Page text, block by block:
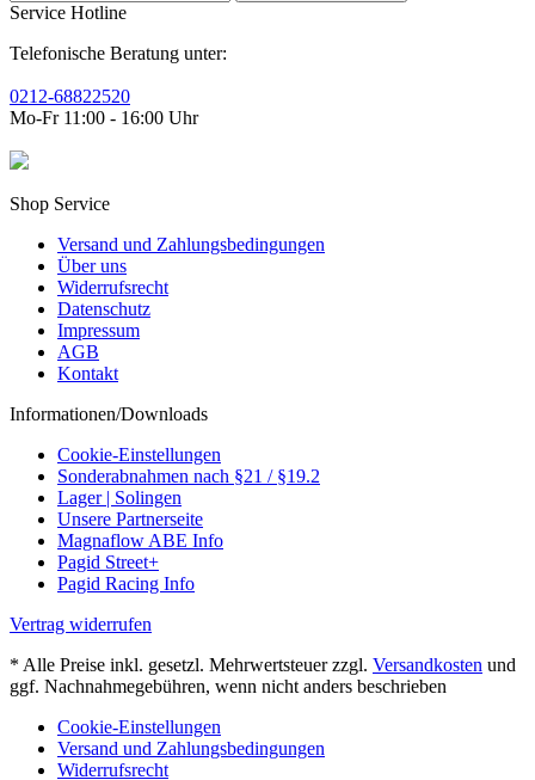
Service Hotline
Telefonische Beratung unter:
0212-68822520
Mo-Fr 11:00 - 16:00 Uhr
Shop Service
Versand und Zahlungsbedingungen
Über uns
Widerrufsrecht
Datenschutz
Impressum
AGB
Kontakt
Informationen/Downloads
Cookie-Einstellungen
Sonderabnahmen nach §21 / §19.2
Lager | Solingen
Unsere Partnerseite
Magnaflow ABE Info
Pagid Street+
Pagid Racing Info
Vertrag widerrufen
* Alle Preise inkl. gesetzl. Mehrwertsteuer zzgl. Versandkosten und
ggf. Nachnahmegebühren, wenn nicht anders beschrieben
Cookie-Einstellungen
Versand und Zahlungsbedingungen
Widerrufsrecht